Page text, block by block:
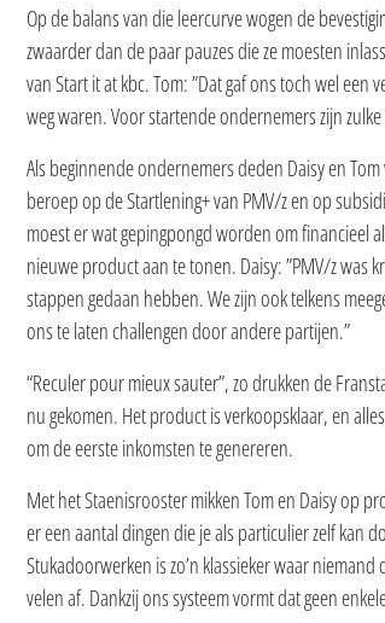
Op de balans van die leercurve wogen de
zwaarder dan de paar pauzes die ze moesten
van Start it at kbc. Tom: ”Dat gaf ons toch wel
weg waren. Voor startende ondernemers zijn
Als beginnende ondernemers deden Daisy en
beroep op de Startlening+ van PMV/z en op
moest er wat gepingpongd worden om financieel
nieuwe product aan te tonen. Daisy: ”PMV/z was
stappen gedaan hebben. We zijn ook telkens
ons te laten challengen door andere partijen.”
“Reculer pour mieux sauter”, zo drukken de
nu gekomen. Het product is verkoopsklaar, en
om de eerste inkomsten te genereren.
Met het Staenisrooster mikken Tom en Daisy op
er een aantal dingen die je als particulier zelf kan
Stukadoorwerken is zo’n klassieker waar
velen af. Dankzij ons systeem vormt dat geen